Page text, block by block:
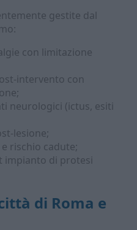
gestite dal
con limitazione
intervento con
neurologici (ictus, esiti
lesione;
rischio cadute;
impianto di protesi
di Roma e